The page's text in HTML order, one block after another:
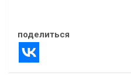
поделиться